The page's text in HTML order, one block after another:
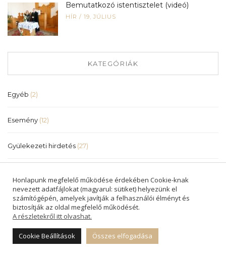
Bemutatkozó istentisztelet (videó)
HÍR / 19, JÚLIUS
KATEGÓRIÁK
Egyéb (2)
Esemény (12)
Gyülekezeti hirdetés (27)
Hír(83)
Honlapunk megfelelő működése érdekében Cookie-knak
nevezett adatfájlokat (magyarul: sütiket) helyezünk el
számítógépén, amelyek javítják a felhasználói élményt és
biztosítják az oldal megfelelő működését.
A részletekről itt olvashat.
Cookie Beállítások Összes elfogadása